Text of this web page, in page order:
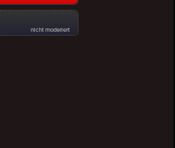
nicht moderiert